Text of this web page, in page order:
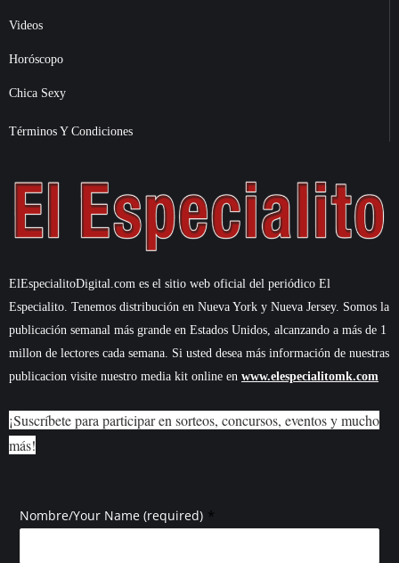
Videos
Horóscopo
Chica Sexy
Términos Y Condiciones
ElEspecialitoDigital.com es el sitio web oficial del periódico El
Especialito. Tenemos distribución en Nueva York y Nueva Jersey. Somos la
publicación semanal más grande en Estados Unidos, alcanzando a más de 1
millon de lectores cada semana. Si usted desea más información de nuestras
publicacion visite nuestro media kit online en www.elespecialitomk.com
¡Suscríbete para participar en sorteos, concursos, eventos y mucho
más!
Nombre/Your Name (required) *